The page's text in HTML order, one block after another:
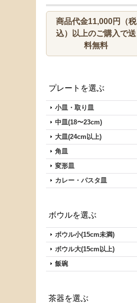
商品代金11,000円（税
込）以上のご購入で送
料無料
プレートを選ぶ
小皿・取り皿
中皿(18〜23cm)
大皿(24cm以上)
角皿
変形皿
カレー・パスタ皿
ボウルを選ぶ
ボウル小(15cm未満)
ボウル大(15cm以上)
飯碗
茶器を選ぶ